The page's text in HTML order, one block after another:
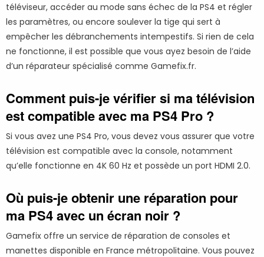
téléviseur, accéder au mode sans échec de la PS4 et régler
les paramètres, ou encore soulever la tige qui sert à
empêcher les débranchements intempestifs. Si rien de cela
ne fonctionne, il est possible que vous ayez besoin de l’aide
d’un réparateur spécialisé comme Gamefix.fr.
Comment puis-je vérifier si ma télévision
est compatible avec ma PS4 Pro ?
Si vous avez une PS4 Pro, vous devez vous assurer que votre
télévision est compatible avec la console, notamment
qu’elle fonctionne en 4K 60 Hz et possède un port HDMI 2.0.
Où puis-je obtenir une réparation pour
ma PS4 avec un écran noir ?
Gamefix offre un service de réparation de consoles et
manettes disponible en France métropolitaine. Vous pouvez